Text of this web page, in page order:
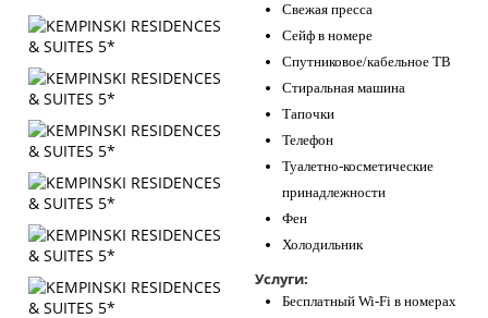
Свежая пресса
Сейф в номере
Спутниковое/кабельное ТВ
Стиральная машина
Тапочки
Телефон
Туалетно-косметические
принадлежности
Фен
Холодильник
Услуги:
Бесплатный Wi-Fi в номерах